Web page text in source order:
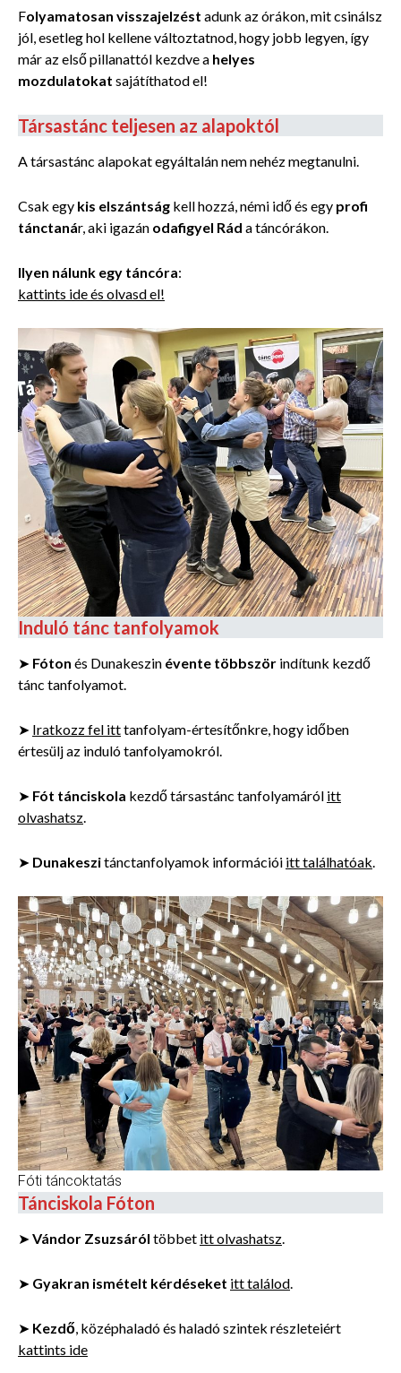
Folyamatosan visszajelzést adunk az órákon, mit csinálsz
jól, esetleg hol kellene változtatnod, hogy jobb legyen, így
már az első pillanattól kezdve a helyes
mozdulatokat sajátíthatod el!
Társastánc teljesen az alapoktól
A társastánc alapokat egyáltalán nem nehéz megtanulni.
Csak egy kis elszántság kell hozzá, némi idő és egy profi
tánctanár, aki igazán odafigyel Rád a táncórákon.
Ilyen nálunk egy táncóra:
kattints ide és olvasd el!
Induló tánc tanfolyamok
➤ Fóton és Dunakeszin évente többször indítunk kezdő
tánc tanfolyamot.
➤ Iratkozz fel itttanfolyam-értesítőnkre, hogy időben
értesülj az induló tanfolyamokról.
➤ Fót tánciskola kezdő társastánc tanfolyamáról itt
olvashatsz.
➤ Dunakeszitánctanfolyamok információi itt találhatóak.
Fóti táncoktatás
Tánciskola Fóton
➤Vándor Zsuzsáról többet itt olvashatsz.
➤ Gyakran ismételt kérdéseket itt találod.
➤ Kezdő, középhaladó és haladó szintek részleteiért
kattints ide